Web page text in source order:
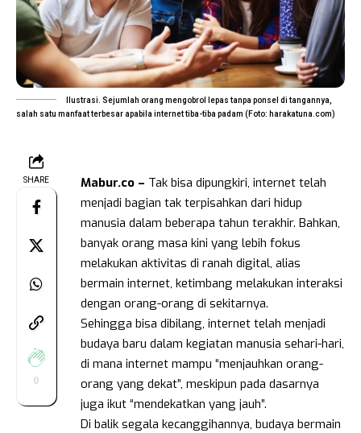
Ilustrasi. Sejumlah orang mengobrol lepas tanpa ponsel di tangannya,
salah satu manfaat terbesar apabila internet tiba-tiba padam (Foto: harakatuna.com)
SHARE
0
Mabur.co – Tak bisa dipungkiri, internet telah
menjadi bagian tak terpisahkan dari hidup
manusia dalam beberapa tahun terakhir. Bahkan,
banyak orang masa kini yang lebih fokus
melakukan aktivitas di ranah digital, alias
bermain internet, ketimbang melakukan interaksi
dengan orang-orang di sekitarnya.
Sehingga bisa dibilang, internet telah menjadi
budaya baru dalam kegiatan manusia sehari-hari,
di mana internet mampu “menjauhkan orang-
orang yang dekat”, meskipun pada dasarnya
juga ikut “mendekatkan yang jauh”.
Di balik segala kecanggihannya, budaya bermain